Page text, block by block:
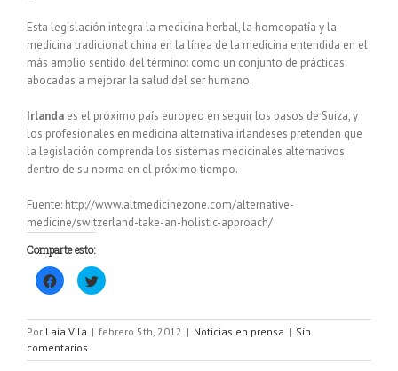
Esta legislación integra la medicina herbal, la homeopatía y la
medicina tradicional china en la línea de la medicina entendida en el
más amplio sentido del término: como un conjunto de prácticas
abocadas a mejorar la salud del ser humano.
Irlanda es el próximo país europeo en seguir los pasos de Suiza, y
los profesionales en medicina alternativa irlandeses pretenden que
la legislación comprenda los sistemas medicinales alternativos
dentro de su norma en el próximo tiempo.
Fuente: http://www.altmedicinezone.com/alternative-
medicine/switzerland-take-an-holistic-approach/
Comparte esto:
Haz
clic
en
Facebook
(Se
abre
en
Haz
clic
en
Twitter
en
Por Laia Vila | febrero 5th, 2012 | Noticias en prensa | Sin
comentarios